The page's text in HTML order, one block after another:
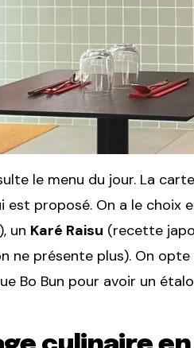
le menu du jour. La
est proposé. On a le choix
un Karé Raisu (recette
ne présente plus). On opte
Bo Bun pour avoir un